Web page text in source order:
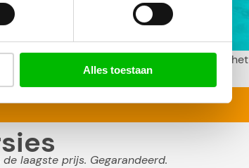
Alles toestaan
hoppen richting Westcoast of je gaat naar het
en tips.
laagste prijs. Gegarandeerd.